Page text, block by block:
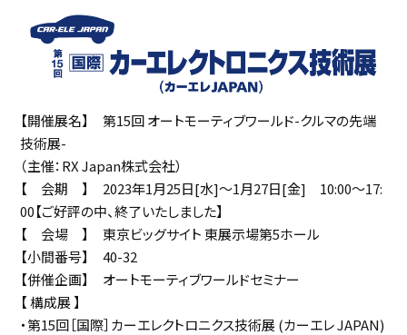
【開催展名】 第15回 オートモーティブワールド-クルマの先端
技術展-
（主催：RX Japan株式会社）
【 会期 】 2023年1月25日[水]～1月27日[金] 10:00～17:
00【ご好評の中、終了いたしました】
【 会場 】 東京ビッグサイト 東展示場第5ホール
【小間番号】 40-32
【併催企画】 オートモーティブワールドセミナー
【 構成展 】
・第15回［国際］カーエレクトロニクス技術展 (カーエレ JAPAN)